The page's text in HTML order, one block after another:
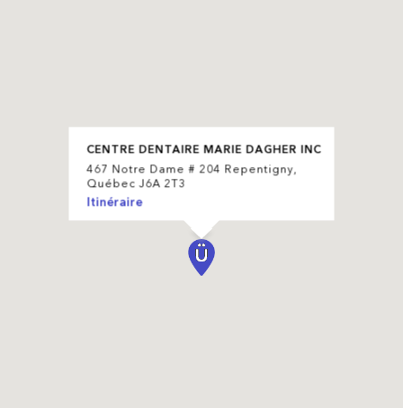
CENTRE DENTAIRE MARIE DAGHER INC
467 Notre Dame # 204 Repentigny,
Québec J6A 2T3
Itinéraire